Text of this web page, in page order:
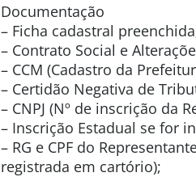
Documentação
– Ficha cadastral
– Contrato Social e
– CCM (Cadastro da
– Certidão Negativa de
– CNPJ (Nº de inscrição da
– Inscrição Estadual se for
– RG e CPF do
registrada em cartório);